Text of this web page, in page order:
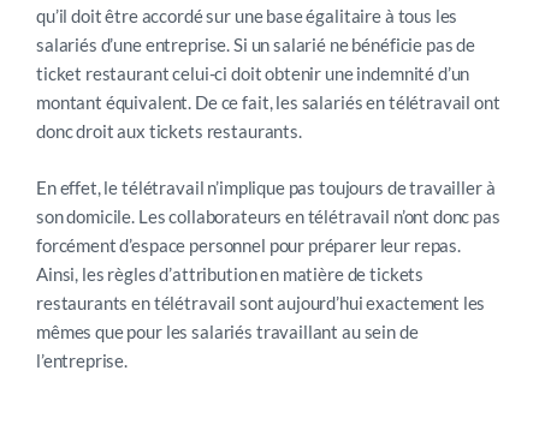
qu’il doit être accordé sur une base égalitaire à tous les
salariés d’une entreprise. Si un salarié ne bénéficie pas de
ticket restaurant celui-ci doit obtenir une indemnité d’un
montant équivalent. De ce fait, les salariés en télétravail ont
donc droit aux tickets restaurants.
En effet, le télétravail n’implique pas toujours de travailler à
son domicile. Les collaborateurs en télétravail n’ont donc pas
forcément d’espace personnel pour préparer leur repas.
Ainsi, les règles d’attribution en matière de tickets
restaurants en télétravail sont aujourd’hui exactement les
mêmes que pour les salariés travaillant au sein de
l’entreprise.